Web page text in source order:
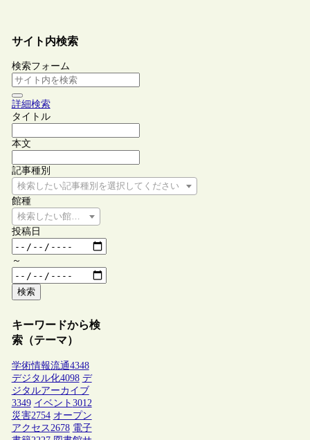
サイト内検索
検索フォーム
詳細検索
タイトル
本文
記事種別
検索したい記事種別を選択してください
館種
検索したい館種を選択してください
投稿日
～
検索
キーワードから検
索（テーマ）
学術情報流通4348
デジタル化4098 デ
ジタルアーカイブ
3349 イベント 3012
災害2754 オープン
アクセス 2678 電子